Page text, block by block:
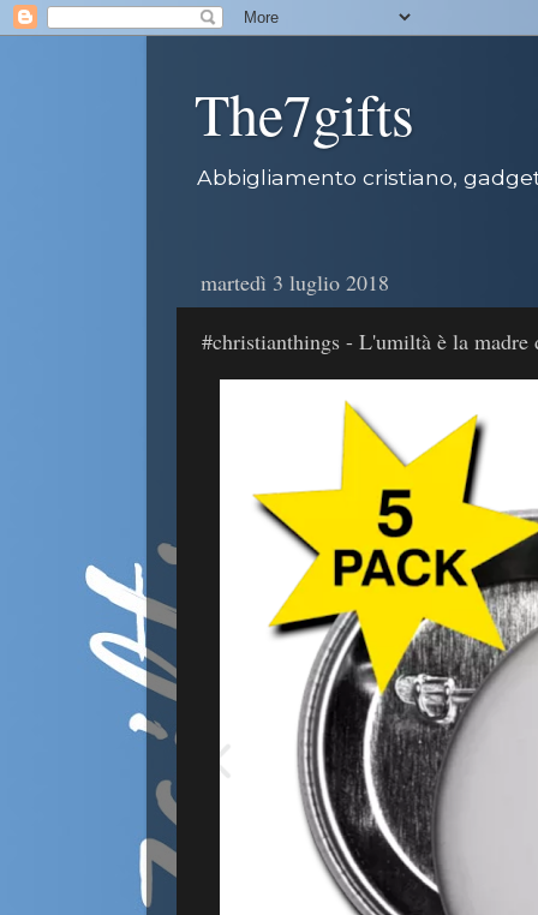
The7gifts
Abbigliamento cristiano,
martedì 3 luglio 2018
#christianthings - L'umiltà è la madre